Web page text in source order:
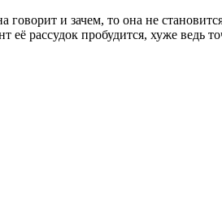
говорит и зачем, то она не
её рассудок пробудится, хуже